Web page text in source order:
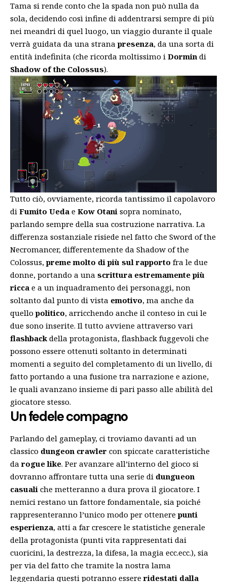
Tama si rende conto che la spada non può nulla da
sola, decidendo così infine di addentrarsi sempre di più
nei meandri di quel luogo, un viaggio durante il quale
verrà guidata da una stranapresenza, da una sorta di
entità indefinita (che ricorda moltissimo i Dormin di
Shadow of the Colossus).
Tutto ciò, ovviamente, ricorda tantissimo il capolavoro
di Fumito Ueda e Kow Otani sopra nominato,
parlando sempre della sua costruzione narrativa. La
differenza sostanziale risiede nel fatto che Sword of the
Necromancer, differentemente da Shadow of the
Colossus,preme molto di più sul rapporto fra le due
donne, portando a una scrittura estremamente più
ricca e a un inquadramento dei personaggi, non
soltanto dal punto di vista emotivo, ma anche da
quellopolitico, arricchendo anche il conteso in cui le
due sono inserite. Il tutto avviene attraverso vari
flashback della protagonista, flashback fuggevoli che
possono essere ottenuti soltanto in determinati
momenti a seguito del completamento di un livello, di
fatto portando a una fusione tra narrazione e azione,
le quali avanzano insieme di pari passo alle abilità del
giocatore stesso.
Un fedele compagno
Parlando del gameplay, ci troviamo davanti ad un
classico dungeon crawler con spiccate caratteristiche
da rogue like. Per avanzare all’interno del gioco si
dovranno affrontare tutta una serie di dungueon
casuali che metteranno a dura prova il giocatore. I
nemici restano un fattore fondamentale, sia poiché
rappresenteranno l’unico modo per ottenerepunti
esperienza, atti a far crescere le statistiche generale
della protagonista (punti vita rappresentati dai
cuoricini, la destrezza, la difesa, la magia ecc.ecc.), sia
per via del fatto che tramite la nostra lama
leggendaria questi potranno essereridestati dalla